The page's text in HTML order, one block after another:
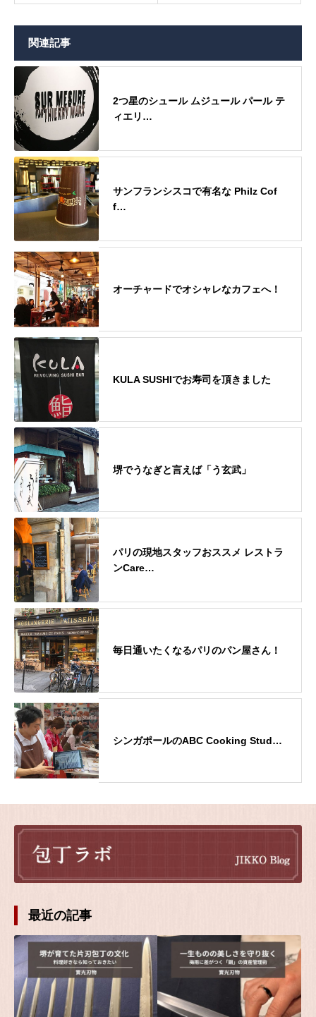
関連記事
2つ星のシュール ムジュール パール テ
ィエリ…
サンフランシスコで有名な Philz Cof
f…
オーチャードでオシャレなカフェへ！
KULA SUSHIでお寿司を頂きました
堺でうなぎと言えば「う玄武」
パリの現地スタッフおススメ レストラ
ンCare…
毎日通いたくなるパリのパン屋さん！
シンガポールのABC Cooking Stud…
最近の記事